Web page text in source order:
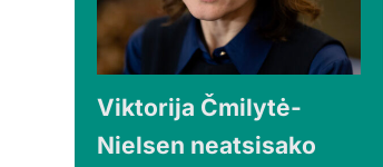
Viktorija Čmilytė-
Nielsen neatsisako